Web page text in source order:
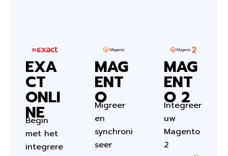
EXA
CT
ONLI
NE
Begin
met het
integrere
MAG
ENT
O
Migreer
en
synchroni
seer
MAG
ENT
O 2
Integreer
uw
Magento
2